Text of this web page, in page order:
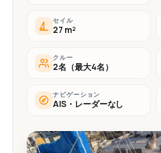
セイル
27 m²
クルー
2名（最大4名）
ナビゲーション
AIS・レーダーなし